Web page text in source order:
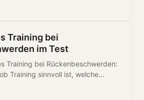
Training bei
im Test
Training bei Rückenbeschwerden:
Training sinnvoll ist, welche